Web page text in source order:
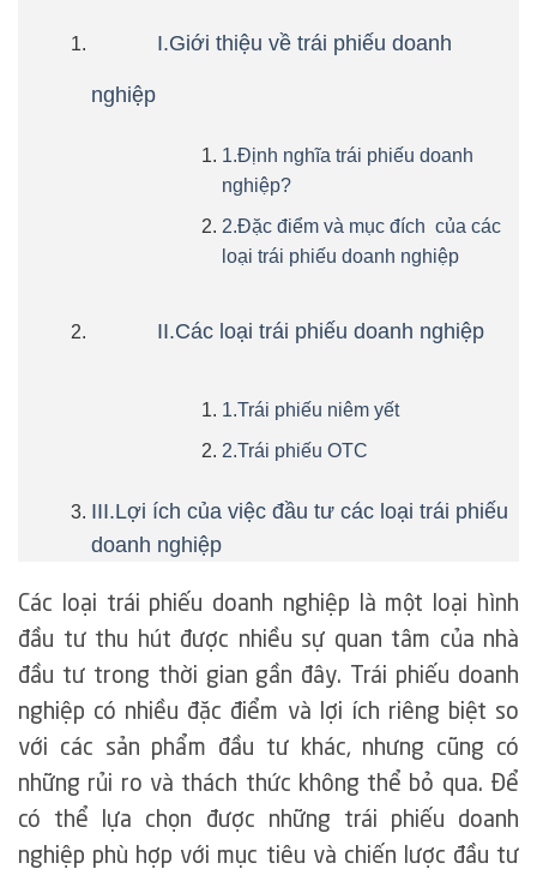
I.Giới thiệu về trái phiếu doanh
nghiệp
1.Định nghĩa trái phiếu doanh
nghiệp?
2.Đặc điểm và mục đích của các
loại trái phiếu doanh nghiệp
II.Các loại trái phiếu doanh nghiệp
1.Trái phiếu niêm yết
2.Trái phiếu OTC
III.Lợi ích của việc đầu tư các loại trái phiếu
doanh nghiệp
Các loại trái phiếu doanh nghiệp là một loại hình
đầu tư thu hút được nhiều sự quan tâm của nhà
đầu tư trong thời gian gần đây. Trái phiếu doanh
nghiệp có nhiều đặc điểm và lợi ích riêng biệt so
với các sản phẩm đầu tư khác, nhưng cũng có
những rủi ro và thách thức không thể bỏ qua. Để
có thể lựa chọn được những trái phiếu doanh
nghiệp phù hợp với mục tiêu và chiến lược đầu tư